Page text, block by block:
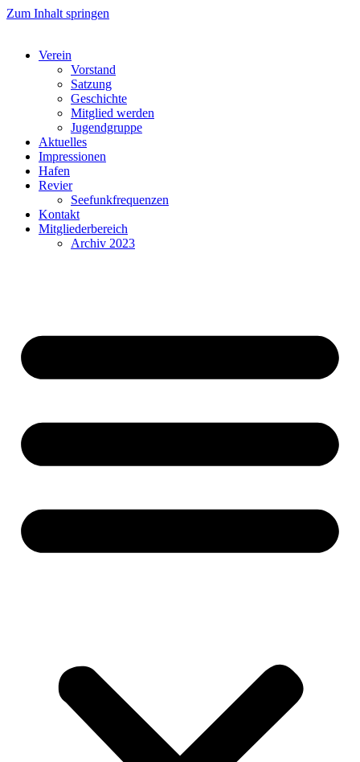
Zum Inhalt springen
Verein
Vorstand
Satzung
Geschichte
Mitglied werden
Jugendgruppe
Aktuelles
Impressionen
Hafen
Revier
Seefunkfrequenzen
Kontakt
Mitgliederbereich
Archiv 2023